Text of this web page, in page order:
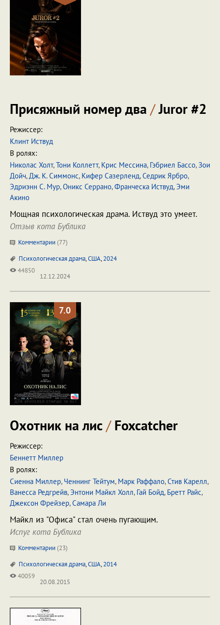
Присяжный номер два /Juror #2
Режиссер:
Клинт Иствуд
В ролях:
Николас Холт,Тони Коллетт, Крис Мессина, Гэбриел Бассо,Зои
Дойч,Дж. К. Симмонс, Кифер Сазерленд,Седрик Ярбро,
Эдриэнн С. Мур,Оникс Серрано,Франческа Иствуд,Эми
Акино
Мощная психологическая драма. Иствуд это умеет.
Отзыв кота Бублика
Комментарии (77)
Психологическая драма,США,2024
44850
12.12.2024
7.0
Охотник на лис/Foxcatcher
Режиссер:
Беннетт Миллер
В ролях:
Сиенна Миллер, Ченнинг Тейтум, Марк Раффало,Стив Карелл,
Ванесса Редгрейв,Энтони Майкл Холл, Гай Бойд, Бретт Райс,
Джексон Фрейзер,Самара Ли
Майкл из "Офиса" стал очень пугающим.
Испуг кота Бублика
Комментарии (23)
Психологическая драма,США,2014
40059
20.08.2015